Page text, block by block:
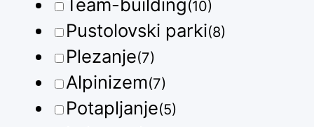
Team-building(10)
Pustolovski parki(8)
Plezanje(7)
Alpinizem(7)
Potapljanje(5)